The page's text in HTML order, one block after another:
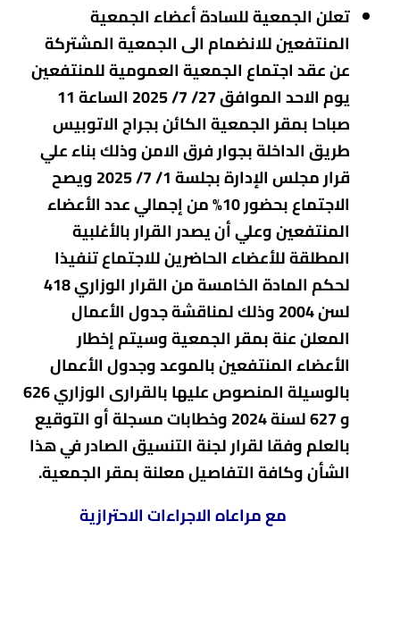
تعلن الجمعية للسادة أعضاء الجمعية
المنتفعين للانضمام الى الجمعية المشتركة
عن عقد اجتماع الجمعية العمومية للمنتفعين
يوم الاحد الموافق 27/ 7/ 2025 الساعة 11
صباحا بمقر الجمعية الكائن بجراج الاتوبيس
طريق الداخلة بجوار فرق الامن وذلك بناء علي
قرار مجلس الإدارة بجلسة 1/ 7/ 2025 ويصح
الاجتماع بحضور 10% من إجمالي عدد الأعضاء
المنتفعين وعلي أن يصدر القرار بالأغلبية
المطلقة للأعضاء الحاضرين للاجتماع تنفيذا
لحكم المادة الخامسة من القرار الوزاري 418
لسن 2004 وذلك لمناقشة جدول الأعمال
المعلن عنة بمقر الجمعية وسيتم إخطار
الأعضاء المنتفعين بالموعد وجدول الأعمال
بالوسيلة المنصوص عليها بالقرارى الوزاري 626
و 627 لسنة 2024 وخطابات مسجلة أو التوقيع
بالعلم وفقا لقرار لجنة التنسيق الصادر في هذا
الشأن وكافة التفاصيل معلنة بمقر الجمعية.
مع مراعاه الاجراءات الاحترازية